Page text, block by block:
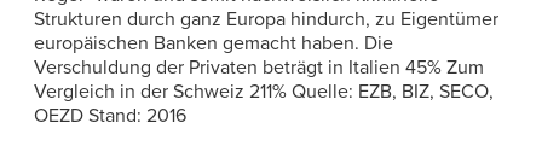
Strukturen durch ganz Europa hindurch, zu Eigentümer
europäischen Banken gemacht haben. Die
Verschuldung der Privaten beträgt in Italien 45% Zum
Vergleich in der Schweiz 211% Quelle: EZB, BIZ, SECO,
OEZD Stand: 2016